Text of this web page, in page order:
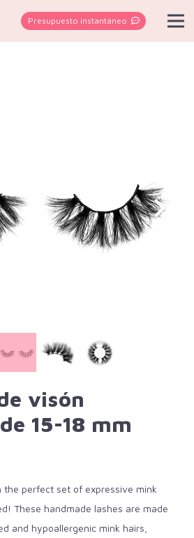
Presupuesto instantáneo
visón
15-18 mm
the perfect set of expressive mink
These handmade lashes are made
and hypoallergenic mink hairs,